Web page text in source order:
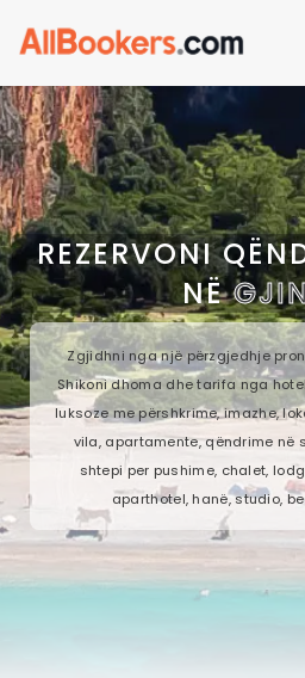
REZERVONI
NË
Zgjidhni nga një përzgjedhje
Shikoni dhoma dhe tarifa nga
luksoze me përshkrime, imazhe,
vila, apartamente, qëndrime në
shtepi per pushime, chalet,
aparthotel, hanë, studio,